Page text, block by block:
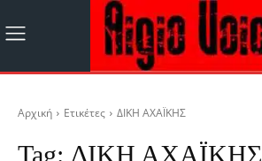
Αρχική Ετικέτες ΔΙΚΗ ΑΧΑΪΚΗΣ
Tag: ΔΙΚΗ ΑΧΑΪΚΗΣ